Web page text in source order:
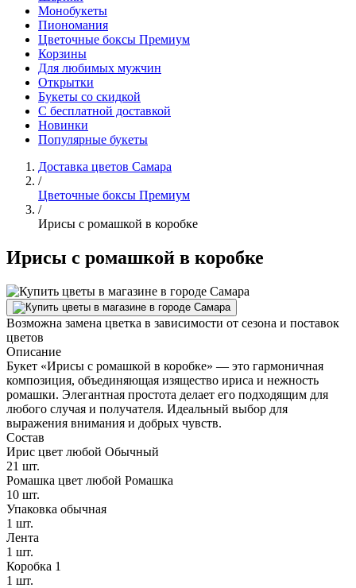
Монобукеты
Пиономания
Цветочные боксы Премиум
Корзины
Для любимых мужчин
Открытки
Букеты со скидкой
С бесплатной доставкой
Новинки
Популярные букеты
Доставка цветов Самара
/
Цветочные боксы Премиум
/
Ирисы с ромашкой в коробке
Ирисы с ромашкой в коробке
Возможна замена цветка в зависимости от сезона и поставок
цветов
Описание
Букет «Ирисы с ромашкой в коробке» — это гармоничная
композиция, объединяющая изящество ириса и нежность
ромашки. Элегантная простота делает его подходящим для
любого случая и получателя. Идеальный выбор для
выражения внимания и добрых чувств.
Состав
Ирис цвет любой Обычный
21 шт.
Ромашка цвет любой Ромашка
10 шт.
Упаковка обычная
1 шт.
Лента
1 шт.
Коробка 1
1 шт.